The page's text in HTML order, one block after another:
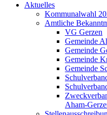
Aktuelles
Kommunalwahl
Amtliche
VG Gerzen
Gemeinde
Gemeinde
Gemeinde
Gemeinde
Aham-